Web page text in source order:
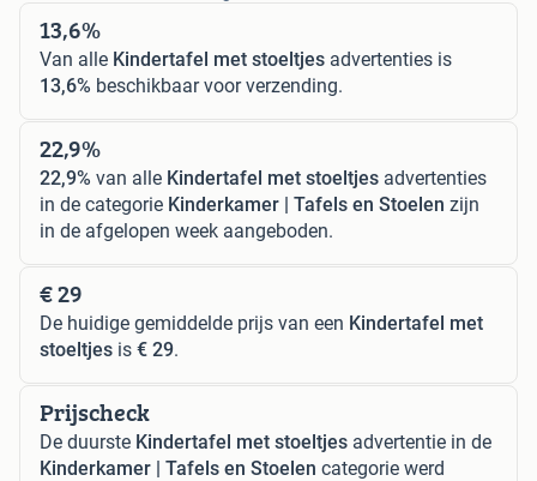
13,6%
Van alle Kindertafel met stoeltjes advertenties is
13,6% beschikbaar voor verzending.
22,9%
22,9% van alle Kindertafel met stoeltjes advertenties
in de categorie Kinderkamer | Tafels en Stoelen zijn
in de afgelopen week aangeboden.
€ 29
De huidige gemiddelde prijs van een Kindertafel met
stoeltjes is € 29.
Prijscheck
De duurste Kindertafel met stoeltjes advertentie in de
Kinderkamer | Tafels en Stoelen categorie werd